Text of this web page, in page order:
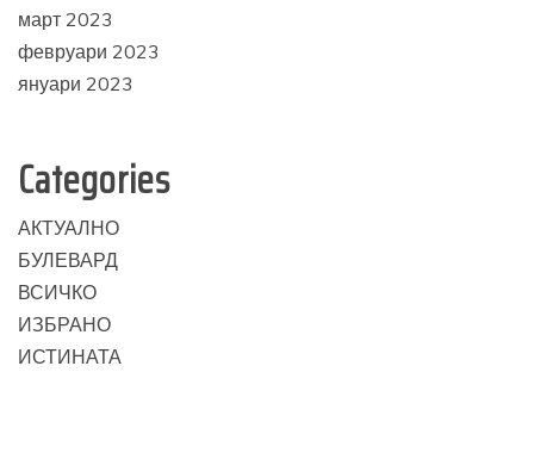
март 2023
февруари 2023
януари 2023
Categories
АКТУАЛНО
БУЛЕВАРД
ВСИЧКО
ИЗБРАНО
ИСТИНАТА